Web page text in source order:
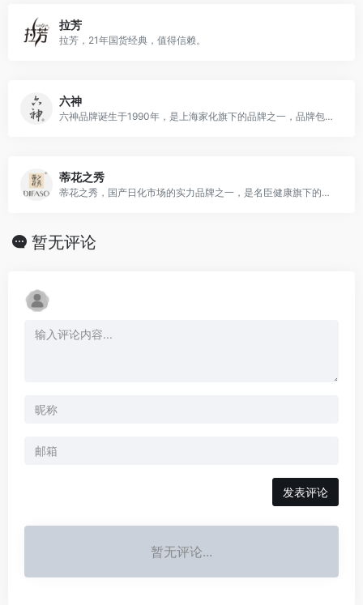
拉芳
拉芳，21年国货经典，值得信赖。
六神
六神品牌诞生于1990年，是上海家化旗下的品牌之一，品牌包含花露水、沐浴露、香皂、洗手液等产品。
蒂花之秀
蒂花之秀，国产日化市场的实力品牌之一，是名臣健康旗下的日化品牌
暂无评论
发表评论
暂无评论...